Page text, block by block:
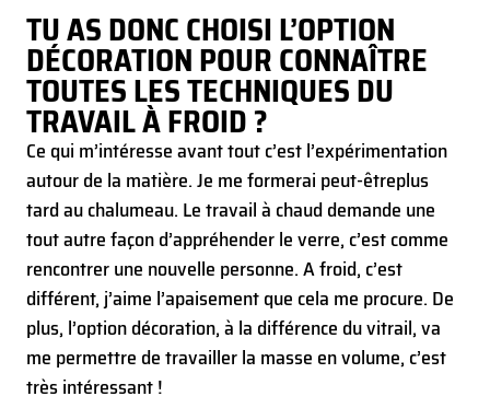
TU AS DONC CHOISI L’OPTION
DÉCORATION POUR CONNAÎTRE
TOUTES LES TECHNIQUES DU
TRAVAIL À FROID ?
Ce qui m’intéresse avant tout c’est l’expérimentation
autour de la matière. Je me formerai peut-êtreplus
tard au chalumeau. Le travail à chaud demande une
tout autre façon d’appréhender le verre, c’est comme
rencontrer une nouvelle personne. A froid, c’est
différent, j’aime l’apaisement que cela me procure. De
plus, l’option décoration, à la différence du vitrail, va
me permettre de travailler la masse en volume, c’est
très intéressant !